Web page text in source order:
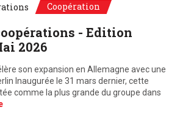
Coopération
- Edition
2026
son expansion en Allemagne avec une
Inaugurée le 31 mars dernier, cette
comme la plus grande du groupe dans